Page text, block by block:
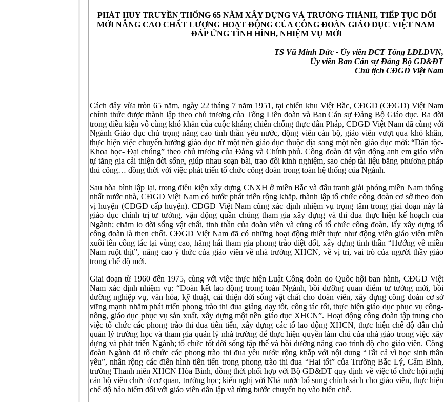
PHÁT HUY TRUYỀN THỐNG 65 NĂM XÂY DỰNG VÀ TRƯỞNG THÀNH, TIẾP TỤC ĐỔI
MỚI NÂNG CAO CHẤT LƯỢNG HOẠT ĐỘNG CỦA CÔNG ĐOÀN GIÁO DỤC VIỆT NAM
ĐÁP ỨNG TÌNH HÌNH, NHIỆM VỤ MỚI
TS Vũ Minh Đức - Ủy viên ĐCT Tổng LĐLĐVN,
Ủy viên Ban Cán sự Đảng Bộ GD&ĐT
Chủ tịch CĐGD Việt Nam
Cách đây vừa tròn 65 năm, ngày 22 tháng 7 năm 1951, tại chiến khu Việt Bắc, CĐGD (CĐGD) Việt Nam
chính thức được thành lập theo chủ trương của Tổng Liên đoàn và Ban Cán sự Đảng Bộ Giáo dục. Ra đời
trong điều kiện vô cùng khó khăn của cuộc kháng chiến chống thực dân Pháp, CĐGD Việt Nam đã cùng với
Ngành Giáo dục chú trọng nâng cao tinh thần yêu nước, động viên cán bộ, giáo viên vượt qua khó khăn,
thực hiện việc chuyển hướng giáo dục từ một nền giáo dục thuộc địa sang một nền giáo dục mới: “Dân tộc-
Khoa học- Đại chúng” theo chủ trương của Đảng và Chính phủ. Công đoàn đã vận động anh em giáo viên
tự tăng gia cải thiện đời sống, giúp nhau soạn bài, trao đổi kinh nghiệm, sao chép tài liệu bằng phương pháp
thủ công… đồng thời với việc phát triển tổ chức công đoàn trong toàn hệ thống của Ngành.
Sau hòa bình lập lại, trong điều kiện xây dựng CNXH ở miền Bắc và đấu tranh giải phóng miền Nam thống
nhất nước nhà, CĐGD Việt Nam có bước phát triển rộng khắp, thành lập tổ chức công đoàn cơ sở theo đơn
vị huyện (CĐGD cấp huyện). CĐGD Việt Nam cũng xác định nhiệm vụ trọng tâm trong giai đoạn này là
giáo dục chính trị tư tưởng, vận động quần chúng tham gia xây dựng và thi đua thực hiện kế hoạch của
Ngành; chăm lo đời sống vật chất, tinh thần của đoàn viên và củng cố tổ chức công đoàn, lấy xây dựng tổ
công đoàn là then chốt. CĐGD Việt Nam đã có những hoạt động thiết thực như động viên giáo viên miền
xuôi lên công tác tại vùng cao, hăng hái tham gia phong trào diệt dốt, xây dựng tinh thần “Hướng về miền
Nam ruột thịt”, nâng cao ý thức của giáo viên về nhà trường XHCN, về vị trí, vai trò của người thầy giáo
trong chế độ mới.
Giai đoạn từ 1960 đến 1975, cùng với việc thực hiện Luật Công đoàn do Quốc hội ban hành, CĐGD Việt
Nam xác định nhiệm vụ: “Đoàn kết lao động trong toàn Ngành, bồi dưỡng quan điểm tư tưởng mới, bồi
dưỡng nghiệp vụ, văn hóa, kỹ thuật, cải thiện đời sống vật chất cho đoàn viên, xây dựng công đoàn cơ sở
vững mạnh nhằm phát triển phong trào thi đua giảng dạy tốt, công tác tốt, thực hiện giáo dục phục vụ công-
nông, giáo dục phục vụ sản xuất, xây dựng một nền giáo dục XHCN”. Hoạt động công đoàn tập trung cho
việc tổ chức các phong trào thi đua tiên tiến, xây dựng các tổ lao động XHCN, thực hiện chế độ dân chủ
quản lý trường học và tham gia quản lý nhà trường để thực hiện quyền làm chủ của nhà giáo trong việc xây
dựng và phát triển Ngành; tổ chức tốt đời sống tập thể và bồi dưỡng nâng cao trình độ cho giáo viên. Công
đoàn Ngành đã tổ chức các phong trào thi đua yêu nước rộng khắp với nội dung “Tất cả vì học sinh thân
yêu”, nhân rộng các điển hình tiên tiến trong phong trào thi đua “Hai tốt” của Trường Bắc Lý, Cẩm Bình,
trường Thanh niên XHCN Hòa Bình, đồng thời phối hợp với Bộ GD&ĐT quy định về việc tổ chức hội nghị
cán bộ viên chức ở cơ quan, trường học; kiến nghị với Nhà nước bổ sung chính sách cho giáo viên, thực hiện
chế độ bảo hiểm đối với giáo viên dân lập và từng bước chuyển họ vào biên chế.